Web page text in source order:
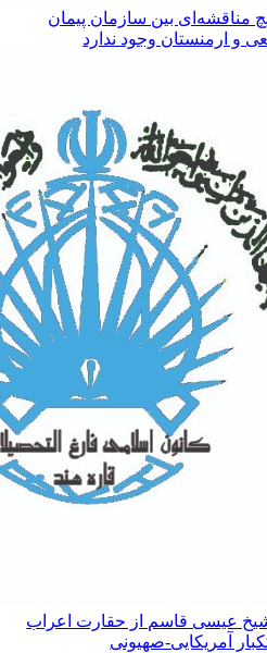
مناقشه‌ای بین سازمان پیمان
و ارمنستان وجود ندارد
شیخ عیسی قاسم از حقارت اعراب
آمریکایی-صهیونی